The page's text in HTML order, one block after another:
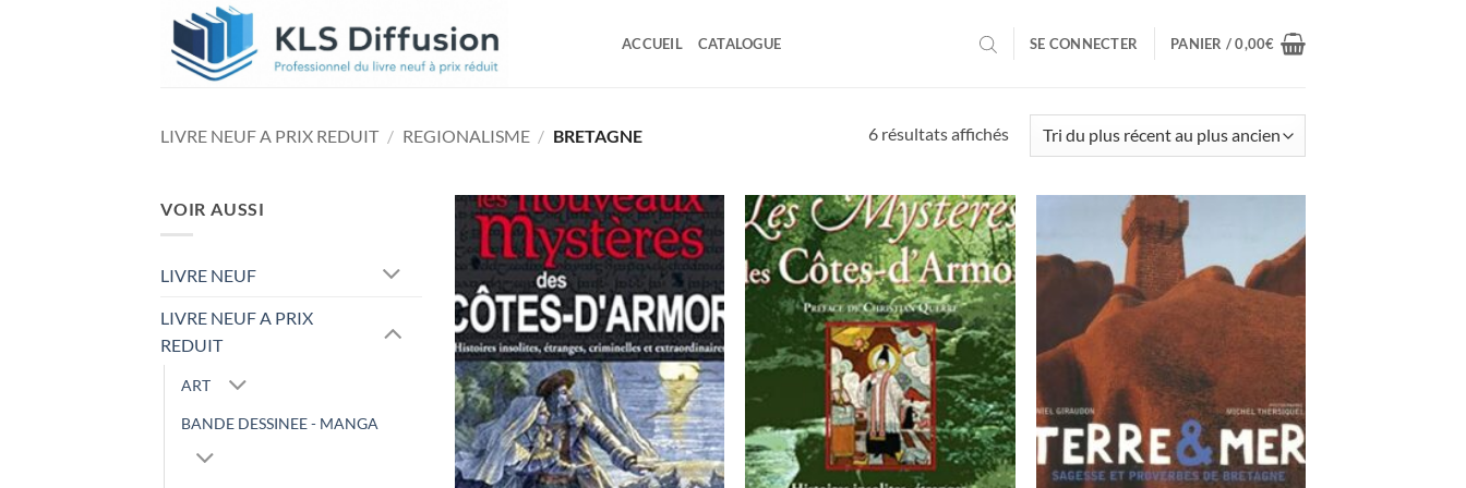
ACCUEIL CATALOGUE SE CONNECTER PANIER /0,00€
LIVRE NEUF A PRIX REDUIT / REGIONALISME / BRETAGNE 6 résultats affichésTrié
récent
au
plus
ancien
VOIR AUSSI
LIVRE NEUF
LIVRE NEUF A PRIX
REDUIT
ART
BANDE DESSINEE - MANGA